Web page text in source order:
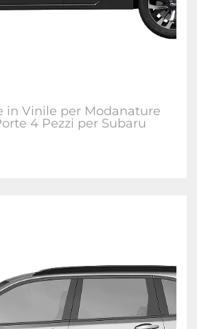
in Vinile per Modanature
4 Pezzi per Subaru